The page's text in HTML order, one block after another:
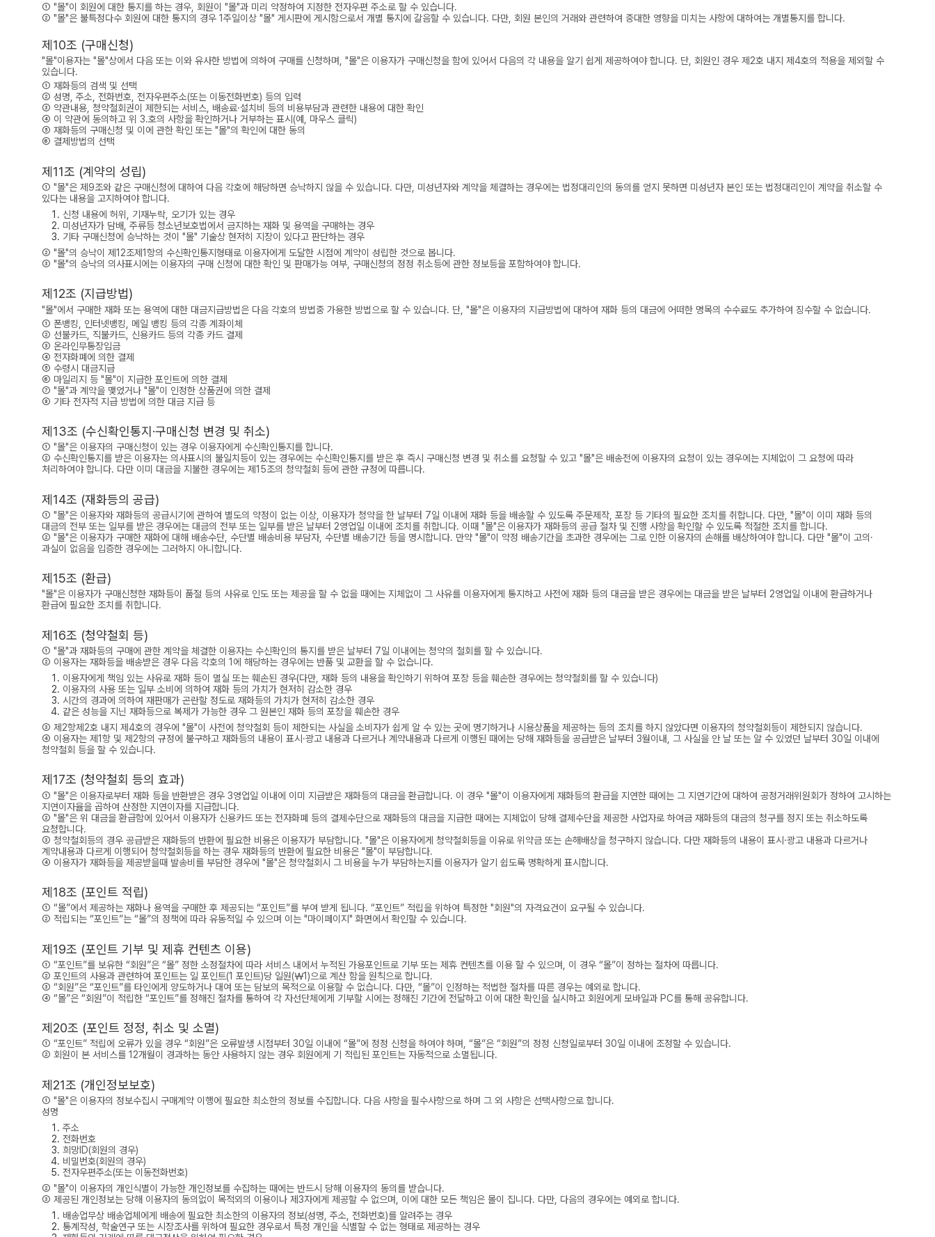
① "몰"이 회원에 대한 통지를 하는 경우, 회원이 "몰"과 미리 약정하여 지정한 전자우편 주소로 할 수 있습니다.
② "몰"은 불특정다수 회원에 대한 통지의 경우 1주일이상 "몰" 게시판에 게시함으로서 개별 통지에 갈음할 수 있습니다. 다만, 회원 본인의 거래와 관련하여 중대한 영향을 미치는 사항에 대하여는 개별통지를 합니다.
제10조 (구매신청)
"몰"이용자는 "몰"상에서 다음 또는 이와 유사한 방법에 의하여 구매를 신청하며, "몰"은 이용자가 구매신청을 함에 있어서 다음의 각 내용을 알기 쉽게 제공하여야 합니다. 단, 회원인 경우 제2호 내지 제4호의 적용을 제외할 수
있습니다.
① 재화등의 검색 및 선택
② 성명, 주소, 전화번호, 전자우편주소(또는 이동전화번호) 등의 입력
③ 약관내용, 청약철회권이 제한되는 서비스, 배송료·설치비 등의 비용부담과 관련한 내용에 대한 확인
④ 이 약관에 동의하고 위 3.호의 사항을 확인하거나 거부하는 표시(예, 마우스 클릭)
⑤ 재화등의 구매신청 및 이에 관한 확인 또는 "몰"의 확인에 대한 동의
⑥ 결제방법의 선택
제11조 (계약의 성립)
① "몰"은 제9조와 같은 구매신청에 대하여 다음 각호에 해당하면 승낙하지 않을 수 있습니다. 다만, 미성년자와 계약을 체결하는 경우에는 법정대리인의 동의를 얻지 못하면 미성년자 본인 또는 법정대리인이 계약을 취소할 수
있다는 내용을 고지하여야 합니다.
신청 내용에 허위, 기재누락, 오기가 있는 경우
미성년자가 담배, 주류등 청소년보호법에서 금지하는 재화 및 용역을 구매하는 경우
기타 구매신청에 승낙하는 것이 "몰" 기술상 현저히 지장이 있다고 판단하는 경우
② "몰"의 승낙이 제12조제1항의 수신확인통지형태로 이용자에게 도달한 시점에 계약이 성립한 것으로 봅니다.
③ "몰"의 승낙의 의사표시에는 이용자의 구매 신청에 대한 확인 및 판매가능 여부, 구매신청의 정정 취소등에 관한 정보등을 포함하여야 합니다.
제12조 (지급방법)
"몰"에서 구매한 재화 또는 용역에 대한 대금지급방법은 다음 각호의 방법중 가용한 방법으로 할 수 있습니다. 단, "몰"은 이용자의 지급방법에 대하여 재화 등의 대금에 어떠한 명목의 수수료도 추가하여 징수할 수 없습니다.
① 폰뱅킹, 인터넷뱅킹, 메일 뱅킹 등의 각종 계좌이체
② 선불카드, 직불카드, 신용카드 등의 각종 카드 결제
③ 온라인무통장입금
④ 전자화폐에 의한 결제
⑤ 수령시 대금지급
⑥ 마일리지 등 "몰"이 지급한 포인트에 의한 결제
⑦ "몰"과 계약을 맺었거나 "몰"이 인정한 상품권에 의한 결제
⑧ 기타 전자적 지급 방법에 의한 대금 지급 등
제13조 (수신확인통지·구매신청 변경 및 취소)
① "몰"은 이용자의 구매신청이 있는 경우 이용자에게 수신확인통지를 합니다.
② 수신확인통지를 받은 이용자는 의사표시의 불일치등이 있는 경우에는 수신확인통지를 받은 후 즉시 구매신청 변경 및 취소를 요청할 수 있고 "몰"은 배송전에 이용자의 요청이 있는 경우에는 지체없이 그 요청에 따라
처리하여야 합니다. 다만 이미 대금을 지불한 경우에는 제15조의 청약철회 등에 관한 규정에 따릅니다.
제14조 (재화등의 공급)
① "몰"은 이용자와 재화등의 공급시기에 관하여 별도의 약정이 없는 이상, 이용자가 청약을 한 날부터 7일 이내에 재화 등을 배송할 수 있도록 주문제작, 포장 등 기타의 필요한 조치를 취합니다. 다만, "몰"이 이미 재화 등의
대금의 전부 또는 일부를 받은 경우에는 대금의 전부 또는 일부를 받은 날부터 2영업일 이내에 조치를 취합니다. 이때 "몰"은 이용자가 재화등의 공급 절차 및 진행 사항을 확인할 수 있도록 적절한 조치를 합니다.
② "몰"은 이용자가 구매한 재화에 대해 배송수단, 수단별 배송비용 부담자, 수단별 배송기간 등을 명시합니다. 만약 "몰"이 약정 배송기간을 초과한 경우에는 그로 인한 이용자의 손해를 배상하여야 합니다. 다만 "몰"이 고의·
과실이 없음을 입증한 경우에는 그러하지 아니합니다.
제15조 (환급)
"몰"은 이용자가 구매신청한 재화등이 품절 등의 사유로 인도 또는 제공을 할 수 없을 때에는 지체없이 그 사유를 이용자에게 통지하고 사전에 재화 등의 대금을 받은 경우에는 대금을 받은 날부터 2영업일 이내에 환급하거나
환급에 필요한 조치를 취합니다.
제16조 (청약철회 등)
① "몰"과 재화등의 구매에 관한 계약을 체결한 이용자는 수신확인의 통지를 받은 날부터 7일 이내에는 청약의 철회를 할 수 있습니다.
② 이용자는 재화등을 배송받은 경우 다음 각호의 1에 해당하는 경우에는 반품 및 교환을 할 수 없습니다.
이용자에게 책임 있는 사유로 재화 등이 멸실 또는 훼손된 경우(다만, 재화 등의 내용을 확인하기 위하여 포장 등을 훼손한 경우에는 청약철회를 할 수 있습니다)
이용자의 사용 또는 일부 소비에 의하여 재화 등의 가치가 현저히 감소한 경우
시간의 경과에 의하여 재판매가 곤란할 정도로 재화등의 가치가 현저히 감소한 경우
같은 성능을 지닌 재화등으로 복제가 가능한 경우 그 원본인 재화 등의 포장을 훼손한 경우
③ 제2항제2호 내지 제4호의 경우에 "몰"이 사전에 청약철회 등이 제한되는 사실을 소비자가 쉽게 알 수 있는 곳에 명기하거나 시용상품을 제공하는 등의 조치를 하지 않았다면 이용자의 청약철회등이 제한되지 않습니다.
④ 이용자는 제1항 및 제2항의 규정에 불구하고 재화등의 내용이 표시·광고 내용과 다르거나 계약내용과 다르게 이행된 때에는 당해 재화등을 공급받은 날부터 3월이내, 그 사실을 안 날 또는 알 수 있었던 날부터 30일 이내에
청약철회 등을 할 수 있습니다.
제17조 (청약철회 등의 효과)
① "몰"은 이용자로부터 재화 등을 반환받은 경우 3영업일 이내에 이미 지급받은 재화등의 대금을 환급합니다. 이 경우 "몰"이 이용자에게 재화등의 환급을 지연한 때에는 그 지연기간에 대하여 공정거래위원회가 정하여 고시하는
지연이자율을 곱하여 산정한 지연이자를 지급합니다.
② "몰"은 위 대금을 환급함에 있어서 이용자가 신용카드 또는 전자화폐 등의 결제수단으로 재화등의 대금을 지급한 때에는 지체없이 당해 결제수단을 제공한 사업자로 하여금 재화등의 대금의 청구를 정지 또는 취소하도록
요청합니다.
③ 청약철회등의 경우 공급받은 재화등의 반환에 필요한 비용은 이용자가 부담합니다. "몰"은 이용자에게 청약철회등을 이유로 위약금 또는 손해배상을 청구하지 않습니다. 다만 재화등의 내용이 표시·광고 내용과 다르거나
계약내용과 다르게 이행되어 청약철회등을 하는 경우 재화등의 반환에 필요한 비용은 "몰"이 부담합니다.
④ 이용자가 재화등을 제공받을때 발송비를 부담한 경우에 "몰"은 청약철회시 그 비용을 누가 부담하는지를 이용자가 알기 쉽도록 명확하게 표시합니다.
제18조 (포인트 적립)
① “몰”에서 제공하는 재화나 용역을 구매한 후 제공되는 “포인트”를 부여 받게 됩니다. “포인트” 적립을 위하여 특정한 "회원"의 자격요건이 요구될 수 있습니다.
② 적립되는 “포인트”는 “몰”의 정책에 따라 유동적일 수 있으며 이는 "마이페이지" 화면에서 확인할 수 있습니다.
제19조 (포인트 기부 및 제휴 컨텐츠 이용)
① “포인트”를 보유한 “회원”은 “몰” 정한 소정절차에 따라 서비스 내에서 누적된 가용포인트로 기부 또는 제휴 컨텐츠를 이용 할 수 있으며, 이 경우 “몰”이 정하는 절차에 따릅니다.
② 포인트의 사용과 관련하여 포인트는 일 포인트(1 포인트)당 일원(￦1)으로 계산 함을 원칙으로 합니다.
③ “회원”은 “포인트”를 타인에게 양도하거나 대여 또는 담보의 목적으로 이용할 수 없습니다. 다만, “몰”이 인정하는 적법한 절차를 따른 경우는 예외로 합니다.
④ “몰”은 “회원”이 적립한 “포인트”를 정해진 절차를 통하여 각 자선단체에게 기부할 시에는 정해진 기간에 전달하고 이에 대한 확인을 실시하고 회원에게 모바일과 PC를 통해 공유합니다.
제20조 (포인트 정정, 취소 및 소멸)
① “포인트” 적립에 오류가 있을 경우 “회원”은 오류발생 시점부터 30일 이내에 “몰”에 정정 신청을 하여야 하며, “몰”은 “회원”의 정정 신청일로부터 30일 이내에 조정할 수 있습니다.
② 회원이 본 서비스를 12개월이 경과하는 동안 사용하지 않는 경우 회원에게 기 적립된 포인트는 자동적으로 소멸됩니다.
제21조 (개인정보보호)
① "몰"은 이용자의 정보수집시 구매계약 이행에 필요한 최소한의 정보를 수집합니다. 다음 사항을 필수사항으로 하며 그 외 사항은 선택사항으로 합니다.
성명
주소
전화번호
희망ID(회원의 경우)
비밀번호(회원의 경우)
전자우편주소(또는 이동전화번호)
② "몰"이 이용자의 개인식별이 가능한 개인정보를 수집하는 때에는 반드시 당해 이용자의 동의를 받습니다.
③ 제공된 개인정보는 당해 이용자의 동의없이 목적외의 이용이나 제3자에게 제공할 수 없으며, 이에 대한 모든 책임은 몰이 집니다. 다만, 다음의 경우에는 예외로 합니다.
배송업무상 배송업체에게 배송에 필요한 최소한의 이용자의 정보(성명, 주소, 전화번호)를 알려주는 경우
통계작성, 학술연구 또는 시장조사를 위하여 필요한 경우로서 특정 개인을 식별할 수 없는 형태로 제공하는 경우